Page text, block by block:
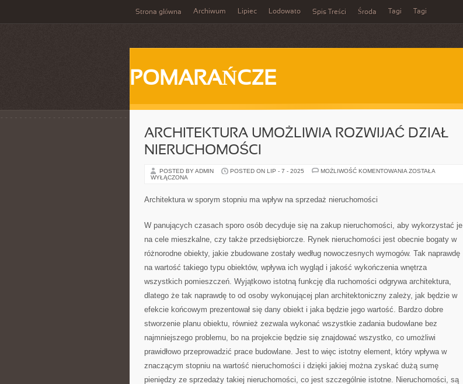
Strona główna Archiwum Lipiec Lodowato Spis Treści Środa Tagi Tagi
POMARAŃCZE
ARCHITEKTURA UMOŻLIWIA ROZWIJAĆ DZIAŁ
NIERUCHOMOŚCI
POSTED BY ADMIN POSTED ON LIP - 7 - 2025 MOŻLIWOŚĆ KOMENTOWANIA ARCHITEKTURA
ZOSTAŁA
WYŁĄCZONA
Architektura w sporym stopniu ma wpływ na sprzedaż nieruchomości
W panujących czasach sporo osób decyduje się na zakup nieruchomości, aby wykorzystać je
na cele mieszkalne, czy także przedsiębiorcze. Rynek nieruchomości jest obecnie bogaty w
różnorodne obiekty, jakie zbudowane zostały według nowoczesnych wymogów. Tak naprawdę
na wartość takiego typu obiektów, wpływa ich wygląd i jakość wykończenia wnętrza
wszystkich pomieszczeń. Wyjątkowo istotną funkcję dla ruchomości odgrywa architektura,
dlatego że tak naprawdę to od osoby wykonującej plan architektoniczny zależy, jak będzie w
efekcie końcowym prezentował się dany obiekt i jaka będzie jego wartość. Bardzo dobre
stworzenie planu obiektu, również zezwala wykonać wszystkie zadania budowlane bez
najmniejszego problemu, bo na projekcie będzie się znajdować wszystko, co umożliwi
prawidłowo przeprowadzić prace budowlane. Jest to więc istotny element, który wpływa w
znaczącym stopniu na wartość nieruchomości i dzięki jakiej można zyskać dużą sumę
pieniędzy ze sprzedaży takiej nieruchomości, co jest szczególnie istotne. Nieruchomości, są